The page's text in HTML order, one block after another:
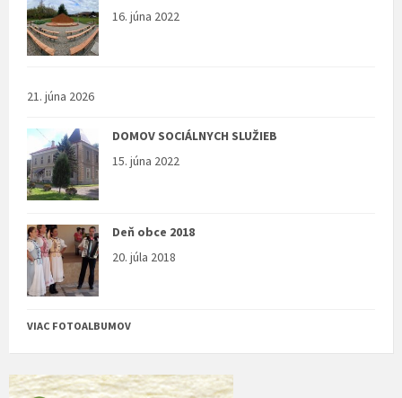
16. júna 2022
21. júna 2026
DOMOV SOCIÁLNYCH SLUŽIEB
15. júna 2022
Deň obce 2018
20. júla 2018
VIAC FOTOALBUMOV